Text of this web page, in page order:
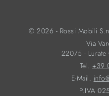
© 2026 - Rossi Mobili
Via
22075 -
Tel. +39
E-Mail.
P.IVA